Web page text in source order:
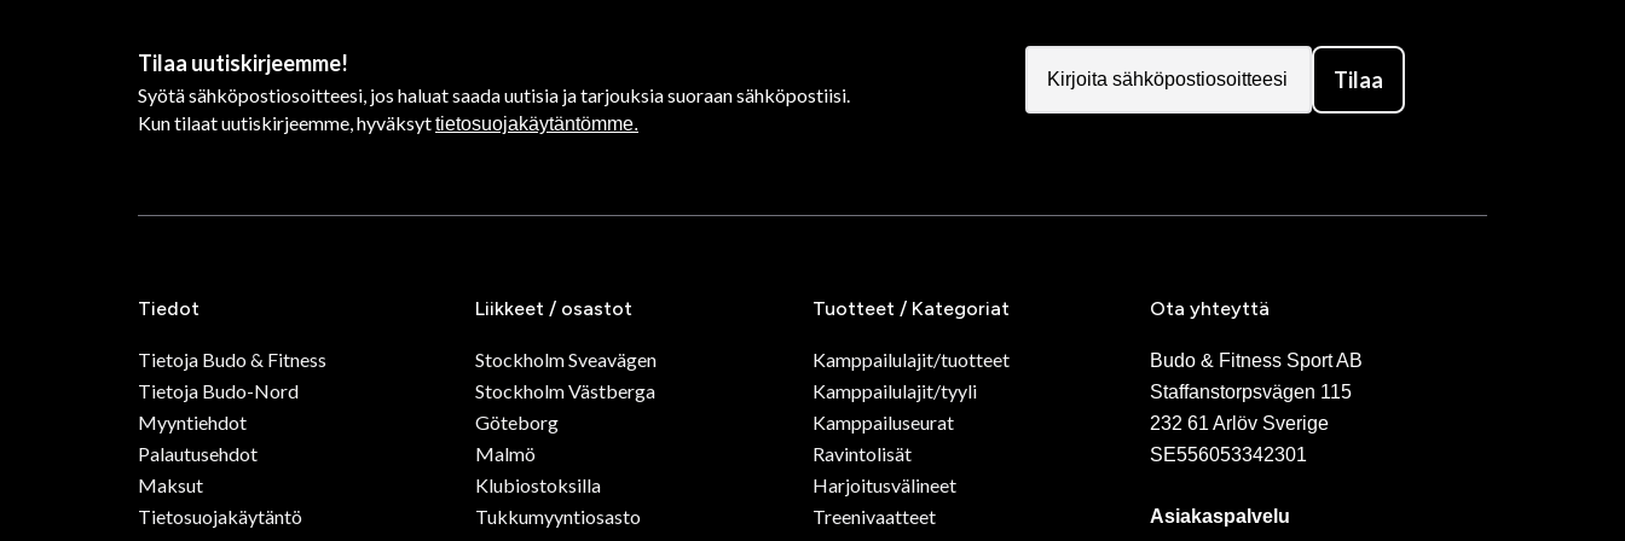
Tilaa uutiskirjeemme!
Syötä sähköpostiosoitteesi, jos haluat saada uutisia ja tarjouksia suoraan sähköpostiisi.
Kun tilaat uutiskirjeemme, hyväksyttietosuojakäytäntömme.
Tilaa
Tiedot
Tietoja Budo & Fitness
Tietoja Budo-Nord
Myyntiehdot
Palautusehdot
Maksut
Tietosuojakäytäntö
Liikkeet / osastot
Stockholm Sveavägen
Stockholm Västberga
Göteborg
Malmö
Klubiostoksilla
Tukkumyyntiosasto
Tuotteet / Kategoriat
Kamppailulajit/tuotteet
Kamppailulajit/tyyli
Kamppailuseurat
Ravintolisät
Harjoitusvälineet
Treenivaatteet
Ota yhteyttä
Budo & Fitness Sport AB
Staffanstorpsvägen 115
232 61 Arlöv Sverige
SE556053342301
Asiakaspalvelu